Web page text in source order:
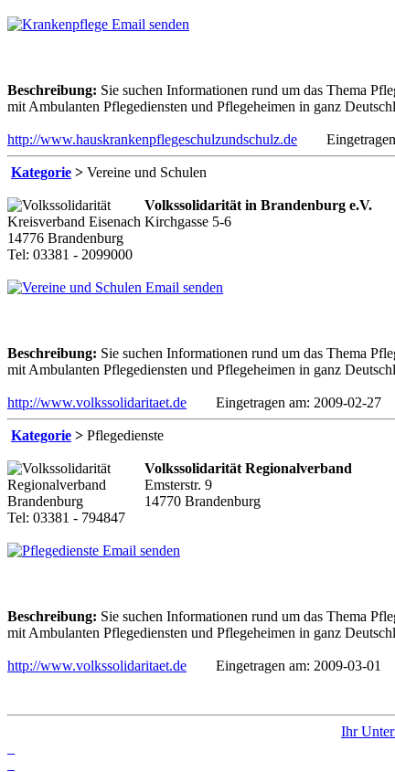
Email senden
Beschreibung: Sie suchen Informationen rund um das Thema
mit Ambulanten Pflegediensten und Pflegeheimen in ganz
http://www.hauskrankenpflegeschulzundschulz.de Eingetragen
Kategorie > Vereine und Schulen
Volkssolidarität in Brandenburg e.V.
Kirchgasse 5-6
14776 Brandenburg
Tel: 03381 - 2099000
Email senden
Beschreibung: Sie suchen Informationen rund um das Thema
mit Ambulanten Pflegediensten und Pflegeheimen in ganz
http://www.volkssolidaritaet.de Eingetragen am: 2009-02-27
Kategorie > Pflegedienste
Volkssolidarität Regionalverband
Emsterstr. 9
14770 Brandenburg
Tel: 03381 - 794847
Email senden
Beschreibung: Sie suchen Informationen rund um das Thema
mit Ambulanten Pflegediensten und Pflegeheimen in ganz
http://www.volkssolidaritaet.de Eingetragen am: 2009-03-01
Ihr